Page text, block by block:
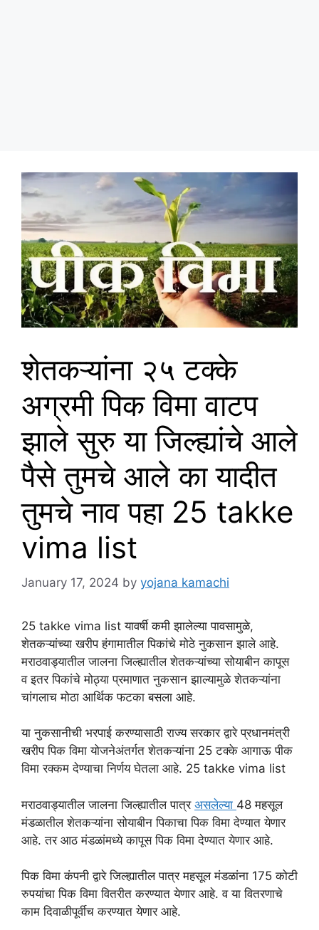
शेतकऱ्यांना २५ टक्के
अग्रमी पिक विमा वाटप
झाले सुरु या जिल्ह्यांचे आले
पैसे तुमचे आले का यादीत
तुमचे नाव पहा 25 takke
vima list
January 17, 2024 by yojana kamachi
25 takke vima list यावर्षी कमी झालेल्या पावसामुळे,
शेतकऱ्यांच्या खरीप हंगामातील पिकांचे मोठे नुकसान झाले आहे.
मराठवाड्यातील जालना जिल्ह्यातील शेतकऱ्यांच्या सोयाबीन कापूस
व इतर पिकांचे मोठ्या प्रमाणात नुकसान झाल्यामुळे शेतकऱ्यांना
चांगलाच मोठा आर्थिक फटका बसला आहे.
या नुकसानीची भरपाई करण्यासाठी राज्य सरकार द्वारे प्रधानमंत्री
खरीप पिक विमा योजनेअंतर्गत शेतकऱ्यांना 25 टक्के आगाऊ पीक
विमा रक्कम देण्याचा निर्णय घेतला आहे. 25 takke vima list
मराठवाड्यातील जालना जिल्ह्यातील पात्र असलेल्या 48 महसूल
मंडळातील शेतकऱ्यांना सोयाबीन पिकाचा पिक विमा देण्यात येणार
आहे. तर आठ मंडळांमध्ये कापूस पिक विमा देण्यात येणार आहे.
पिक विमा कंपनी द्वारे जिल्ह्यातील पात्र महसूल मंडळांना 175 कोटी
रुपयांचा पिक विमा वितरीत करण्यात येणार आहे. व या वितरणाचे
काम दिवाळीपूर्वीच करण्यात येणार आहे.